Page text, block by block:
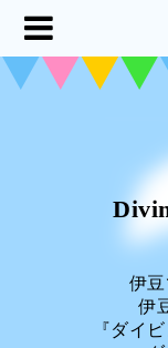
伊豆
伊
『ダイ